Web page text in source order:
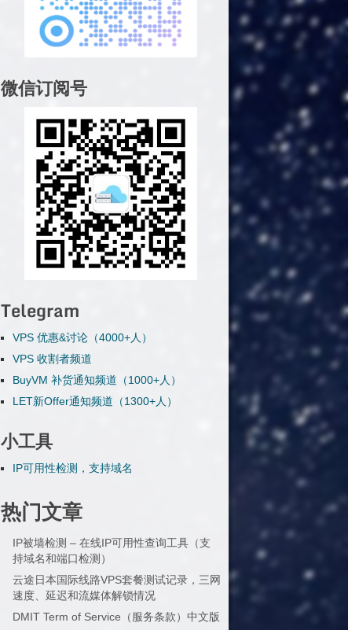
微信订阅号
Telegram
VPS 优惠&讨论（4000+人）
VPS 收割者频道
BuyVM 补货通知频道（1000+人）
LET新Offer通知频道（1300+人）
小工具
IP可用性检测，支持域名
热门文章
IP被墙检测 – 在线IP可用性查询工具（支
持域名和端口检测）
云途日本国际线路VPS套餐测试记录，三网
速度、延迟和流媒体解锁情况
DMIT Term of Service（服务条款）中文版